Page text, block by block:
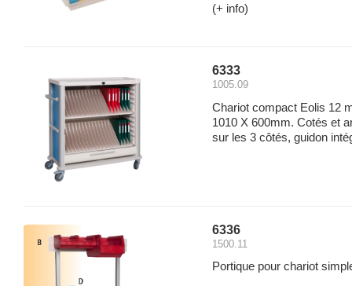
(+ info)
6333
1005.09
Chariot compact Eolis 12
1010 X 600mm. Cotés et
sur les 3 côtés, guidon
6336
1500.11
Portique pour chariot